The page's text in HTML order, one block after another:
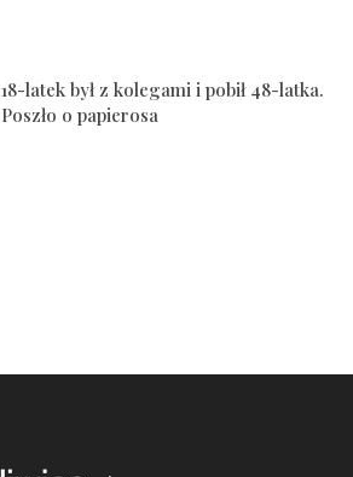
18-latek był z kolegami i pobił 48-latka.
Poszło o papierosa